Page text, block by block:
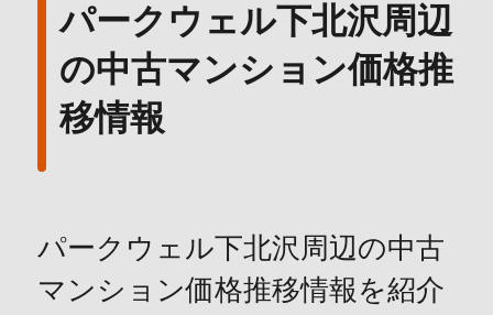
パークウェル下北沢周辺
の中古マンション価格推
移情報
パークウェル下北沢周辺の中古
マンション価格推移情報を紹介